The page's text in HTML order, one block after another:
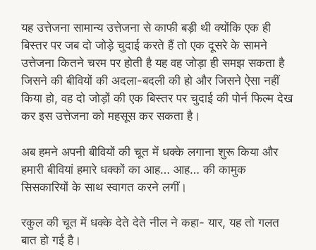
यह उत्तेजना सामान्य उत्तेजना से काफी बड़ी थी क्योंकि एक ही
बिस्तर पर जब दो जोड़े चुदाई करते हैं तो एक दूसरे के सामने
उत्तेजना कितने चरम पर होती है यह वह जोड़ा ही समझ सकता है
जिसने की बीवियों की अदला-बदली की हो और जिसने ऐसा नहीं
किया हो, वह दो जोड़ों की एक बिस्तर पर चुदाई की पोर्न फिल्म देख
कर इस उत्तेजना को महसूस कर सकता है।
अब हमने अपनी बीवियों की चूत में धक्के लगाना शुरू किया और
हमारी बीवियां हमारे धक्कों का आह… आह… की कामुक
सिसकारियों के साथ स्वागत करने लगीं।
रकुल की चूत में धक्के देते देते नील ने कहा- यार, यह तो गलत
बात हो गई है।